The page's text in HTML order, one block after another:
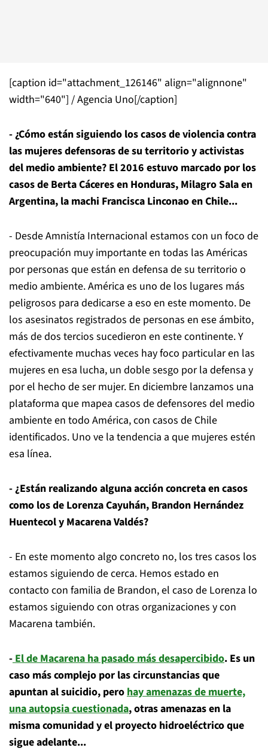
[caption id="attachment_126146" align="alignnone"
width="640"] / Agencia Uno[/caption]
- ¿Cómo están siguiendo los casos de violencia contra
las mujeres defensoras de su territorio y activistas
del medio ambiente? El 2016 estuvo marcado por los
casos de Berta Cáceres en Honduras, Milagro Sala en
Argentina, la machi Francisca Linconao en Chile...
- Desde Amnistía Internacional estamos con un foco de
preocupación muy importante en todas las Américas
por personas que están en defensa de su territorio o
medio ambiente. América es uno de los lugares más
peligrosos para dedicarse a eso en este momento. De
los asesinatos registrados de personas en ese ámbito,
más de dos tercios sucedieron en este continente. Y
efectivamente muchas veces hay foco particular en las
mujeres en esa lucha, un doble sesgo por la defensa y
por el hecho de ser mujer. En diciembre lanzamos una
plataforma que mapea casos de defensores del medio
ambiente en todo América, con casos de Chile
identificados. Uno ve la tendencia a que mujeres estén
esa línea.
- ¿Están realizando alguna acción concreta en casos
como los de Lorenza Cayuhán, Brandon Hernández
Huentecol y Macarena Valdés?
- En este momento algo concreto no, los tres casos los
estamos siguiendo de cerca. Hemos estado en
contacto con familia de Brandon, el caso de Lorenza lo
estamos siguiendo con otras organizaciones y con
Macarena también.
-El de Macarena ha pasado más desapercibido. Es un
caso más complejo por las circunstancias que
apuntan al suicidio, perohay amenazas de muerte,
una autopsia cuestionada, otras amenazas en la
misma comunidad y el proyecto hidroeléctrico que
sigue adelante...